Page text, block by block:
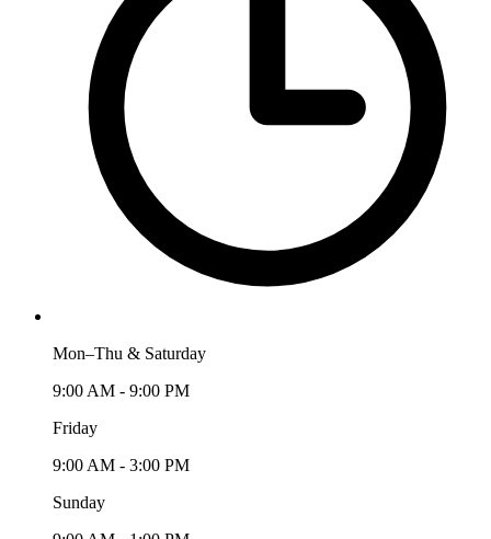
Mon–Thu & Saturday
9:00 AM - 9:00 PM
Friday
9:00 AM - 3:00 PM
Sunday